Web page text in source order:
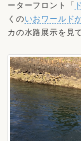
ーターフロント「
くのいおワールド
カの水路展示を見